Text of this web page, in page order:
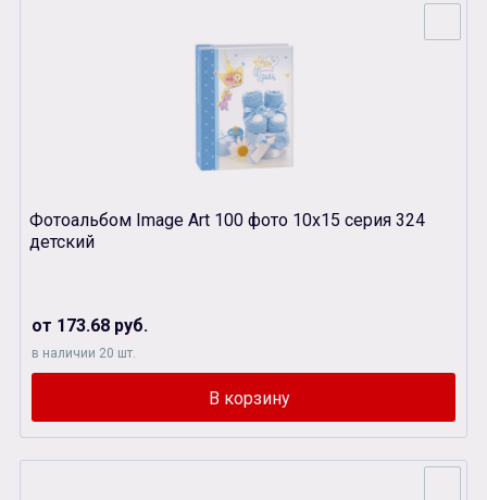
Фотоальбом Image Art 100 фото 10х15 серия 324
детский
от 173.68 руб.
в наличии 20 шт.